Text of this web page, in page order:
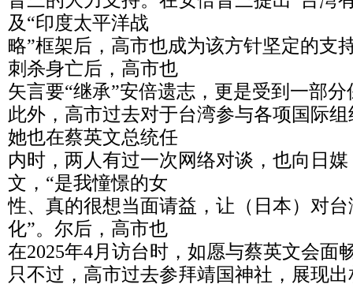
及“印度太平洋战
略”框架后，高市也成为该方针坚定的支
刺杀身亡后，高市也
矢言要“继承”安倍遗志，更是受到一部
此外，高市过去对于台湾参与各项国际
她也在蔡英文总统任
内时，两人有过一次网络对谈，也向日
文，“是我憧憬的女
性、真的很想当面请益，让（日本）对
化”。尔后，高市也
在2025年4月访台时，如愿与蔡英文会面
只不过，高市过去参拜靖国神社，展现